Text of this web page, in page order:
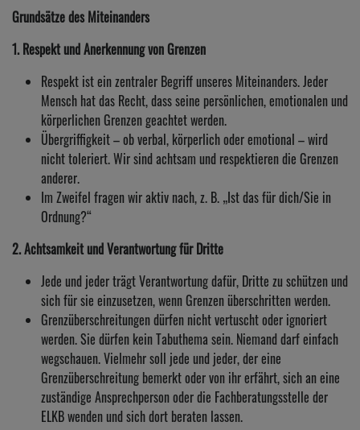
Grundsätze des Miteinanders
1. Respekt und Anerkennung von Grenzen
Respekt ist ein zentraler Begriff unseres Miteinanders. Jeder
Mensch hat das Recht, dass seine persönlichen, emotionalen und
körperlichen Grenzen geachtet werden.
Übergriffigkeit – ob verbal, körperlich oder emotional – wird
nicht toleriert. Wir sind achtsam und respektieren die Grenzen
anderer.
Im Zweifel fragen wir aktiv nach, z. B. „Ist das für dich/Sie in
Ordnung?“
2. Achtsamkeit und Verantwortung für Dritte
Jede und jeder trägt Verantwortung dafür, Dritte zu schützen und
sich für sie einzusetzen, wenn Grenzen überschritten werden.
Grenzüberschreitungen dürfen nicht vertuscht oder ignoriert
werden. Sie dürfen kein Tabuthema sein. Niemand darf einfach
wegschauen. Vielmehr soll jede und jeder, der eine
Grenzüberschreitung bemerkt oder von ihr erfährt, sich an eine
zuständige Ansprechperson oder die Fachberatungsstelle der
ELKB wenden und sich dort beraten lassen.